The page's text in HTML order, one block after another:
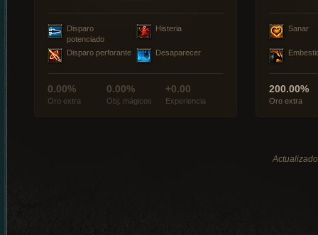
Disparo
potenciado
Histeria
Disparo perforante Desaparecer
0.00%
Oro extra
0.00%
Obj. mágicos
+0.00
Experiencia
Sanar
200.00%
Oro extra